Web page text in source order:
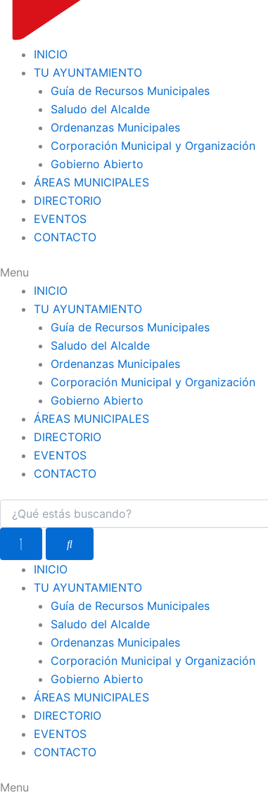
INICIO
TU AYUNTAMIENTO
Guía de Recursos Municipales
Saludo del Alcalde
Ordenanzas Municipales
Corporación Municipal y Organización
Gobierno Abierto
ÁREAS MUNICIPALES
DIRECTORIO
EVENTOS
CONTACTO
Menu
INICIO
TU AYUNTAMIENTO
Guía de Recursos Municipales
Saludo del Alcalde
Ordenanzas Municipales
Corporación Municipal y Organización
Gobierno Abierto
ÁREAS MUNICIPALES
DIRECTORIO
EVENTOS
CONTACTO
INICIO
TU AYUNTAMIENTO
Guía de Recursos Municipales
Saludo del Alcalde
Ordenanzas Municipales
Corporación Municipal y Organización
Gobierno Abierto
ÁREAS MUNICIPALES
DIRECTORIO
EVENTOS
CONTACTO
Menu